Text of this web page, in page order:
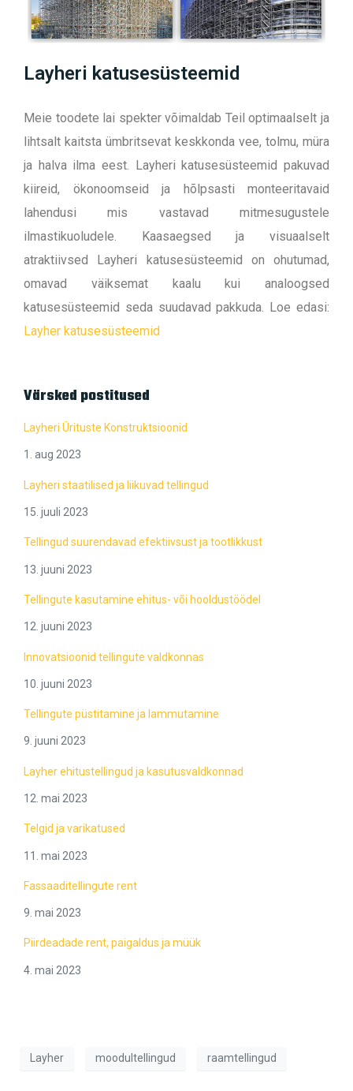
Layheri katusesüsteemid
Meie toodete lai spekter võimaldab Teil optimaalselt ja
lihtsalt kaitsta ümbritsevat keskkonda vee, tolmu, müra
ja halva ilma eest. Layheri katusesüsteemid pakuvad
kiireid, ökonoomseid ja hõlpsasti monteeritavaid
lahendusi mis vastavad mitmesugustele
ilmastikuoludele. Kaasaegsed ja visuaalselt
atraktiivsed Layheri katusesüsteemid on ohutumad,
omavad väiksemat kaalu kui analoogsed
katusesüsteemid seda suudavad pakkuda. Loe edasi:
Layher katusesüsteemid
Värsked postitused
Layheri Ürituste Konstruktsioonid
1. aug 2023
Layheri staatilised ja liikuvad tellingud
15. juuli 2023
Tellingud suurendavad efektiivsust ja tootlikkust
13. juuni 2023
Tellingute kasutamine ehitus- või hooldustöödel
12. juuni 2023
Innovatsioonid tellingute valdkonnas
10. juuni 2023
Tellingute püstitamine ja lammutamine
9. juuni 2023
Layher ehitustellingud ja kasutusvaldkonnad
12. mai 2023
Telgid ja varikatused
11. mai 2023
Fassaaditellingute rent
9. mai 2023
Piirdeadade rent, paigaldus ja müük
4. mai 2023
Layher moodultellingud raamtellingud